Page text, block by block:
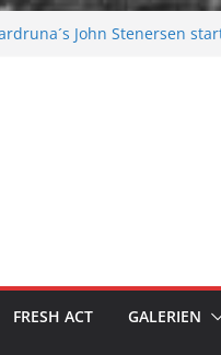
John Stenersen
FRESH ACT GALERIEN